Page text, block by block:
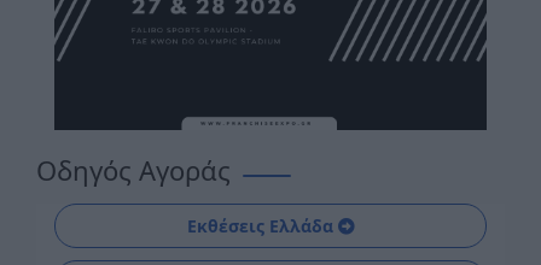
Οδηγός Αγοράς
Εκθέσεις Ελλάδα